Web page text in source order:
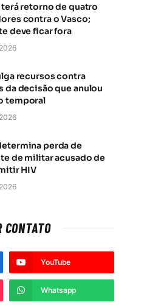
terá retorno de quatro
contra o Vasco;
deve ficar fora
recursos contra
da decisão que anulou
temporal
perda de
de militar acusado de
HIV
CONTATO
YouTube
Whatsapp